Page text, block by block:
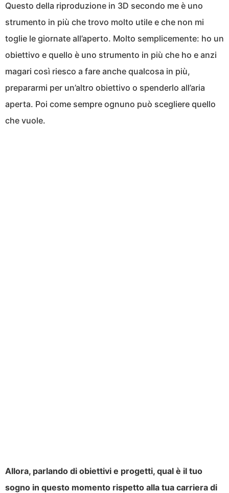
Questo della riproduzione in 3D secondo me è uno
strumento in più che trovo molto utile e che non mi
toglie le giornate all’aperto. Molto semplicemente: ho un
obiettivo e quello è uno strumento in più che ho e anzi
magari così riesco a fare anche qualcosa in più,
prepararmi per un’altro obiettivo o spenderlo all’aria
aperta. Poi come sempre ognuno può scegliere quello
che vuole.
Allora, parlando di obiettivi e progetti, qual è il tuo
sogno in questo momento rispetto alla tua carriera di